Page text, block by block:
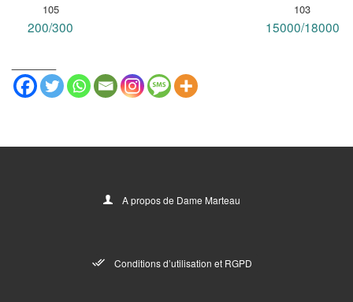
105
200/300
103
15000/18000
A propos de Dame Marteau
Conditions d’utilisation et RGPD